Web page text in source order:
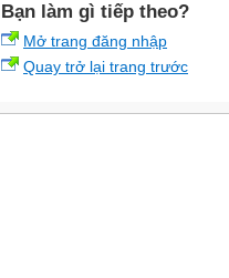
Bạn làm gì tiếp theo?
Mở trang đăng nhập
Quay trở lại trang trước